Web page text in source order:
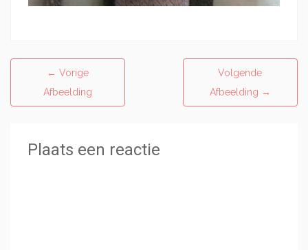
← Vorige
Afbeelding
Volgende
Afbeelding →
Plaats een reactie